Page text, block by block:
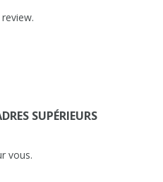
SUPÉRIEURS
vous.